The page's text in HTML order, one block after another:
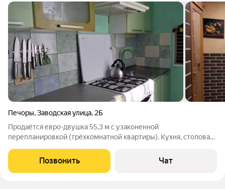
Печоры,Заводская улица, 2Б
Продаётся евро-двушка 55,3 м с узаконенной
перепланировкой (трёхкомнатной квартиры). Кухня, столовая,
Мебель и бытовая техника остаются в квартире. До Псково-
Печерского монастыря и исторического
Позвонить Чат